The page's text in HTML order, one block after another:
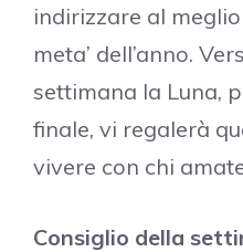
indirizzare al
meta’ dell’anno.
settimana la Luna,
finale, vi regalerà
vivere con chi
Consiglio della